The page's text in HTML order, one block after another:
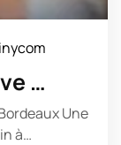
…
Une
à…